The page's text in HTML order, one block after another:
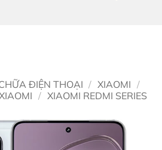
ĐIỆN THOẠI / XIAOMI /
/ XIAOMI REDMI SERIES